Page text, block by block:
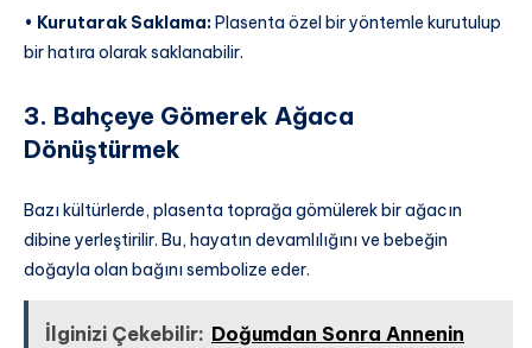
• Kurutarak Saklama:Plasenta özel bir yöntemle kurutulup
bir hatıra olarak saklanabilir.
3. Bahçeye Gömerek Ağaca
Dönüştürmek
Bazı kültürlerde, plasenta toprağa gömülerek bir ağacın
dibine yerleştirilir. Bu, hayatın devamlılığını ve bebeğin
doğayla olan bağını sembolize eder.
İlginizi Çekebilir: Doğumdan Sonra Annenin